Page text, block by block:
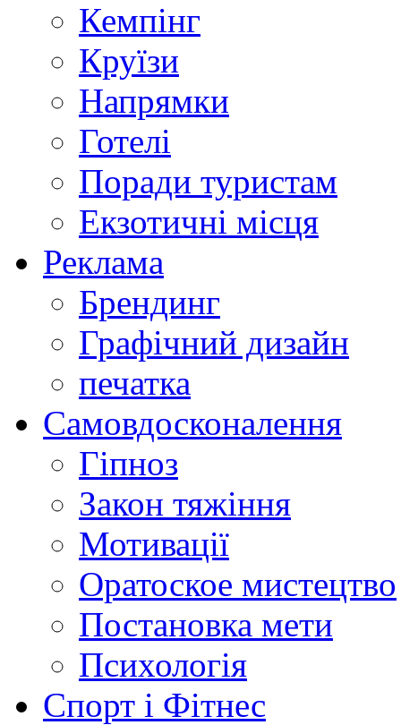
Кемпінг
Круїзи
Напрямки
Готелі
Поради туристам
Екзотичні місця
Реклама
Брендинг
Графічний дизайн
печатка
Самовдосконалення
Гіпноз
Закон тяжіння
Мотивації
Оратоское мистецтво
Постановка мети
Психологія
Спорт і Фітнес